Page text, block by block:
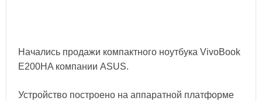
Начались продажи компактного ноутбука VivoBook
E200HA компании ASUS.
Устройство построено на аппаратной платформе